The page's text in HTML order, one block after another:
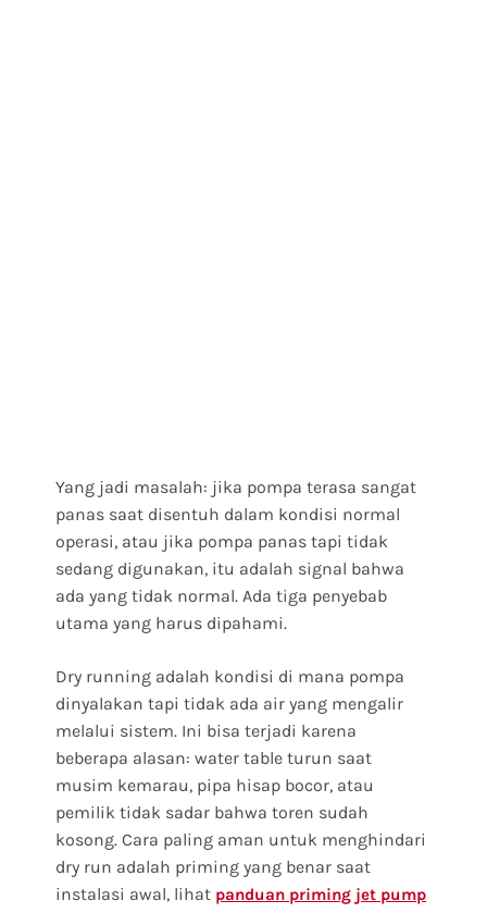
Yang jadi masalah: jika pompa terasa sangat
panas saat disentuh dalam kondisi normal
operasi, atau jika pompa panas tapi tidak
sedang digunakan, itu adalah signal bahwa
ada yang tidak normal. Ada tiga penyebab
utama yang harus dipahami.
Dry running adalah kondisi di mana pompa
dinyalakan tapi tidak ada air yang mengalir
melalui sistem. Ini bisa terjadi karena
beberapa alasan: water table turun saat
musim kemarau, pipa hisap bocor, atau
pemilik tidak sadar bahwa toren sudah
kosong. Cara paling aman untuk menghindari
dry run adalah priming yang benar saat
instalasi awal, lihat panduan priming jet pump